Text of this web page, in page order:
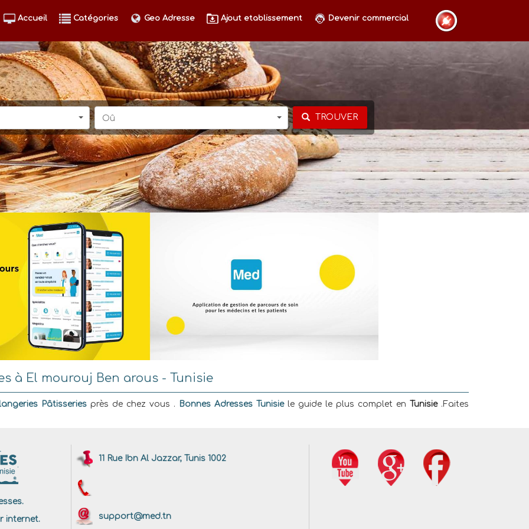
Accueil Catégories Geo Adresse Ajout etablissement Devenir commercial
Oû TROUVER
à El mourouj Ben arous - Tunisie
Pâtisseries près de chez vous . Bonnes Adresses Tunisie le guide le plus complet en Tunisie.Faites
internet.
11 Rue Ibn Al Jazzar, Tunis 1002
support@med.tn